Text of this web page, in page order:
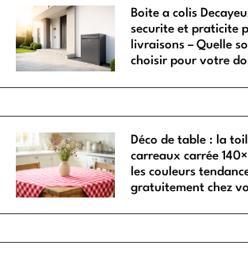
Boite a colis
securite et praticite
livraisons – Quelle
choisir pour votre
Déco de table : la
carreaux carrée
les couleurs
gratuitement chez